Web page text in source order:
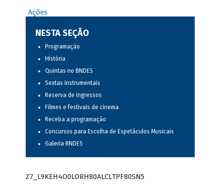
Ações
NESTA SEÇÃO
Programação
História
Quintas no BNDES
Sextas instrumentais
Reserva de ingressos
Filmes e festivais de cinema
Receba a programação
Concursos para Escolha de Espetáculos Musicais
Galeria BNDES
Z7_L9KEH4O0LORH80ALCLTPF80SN5